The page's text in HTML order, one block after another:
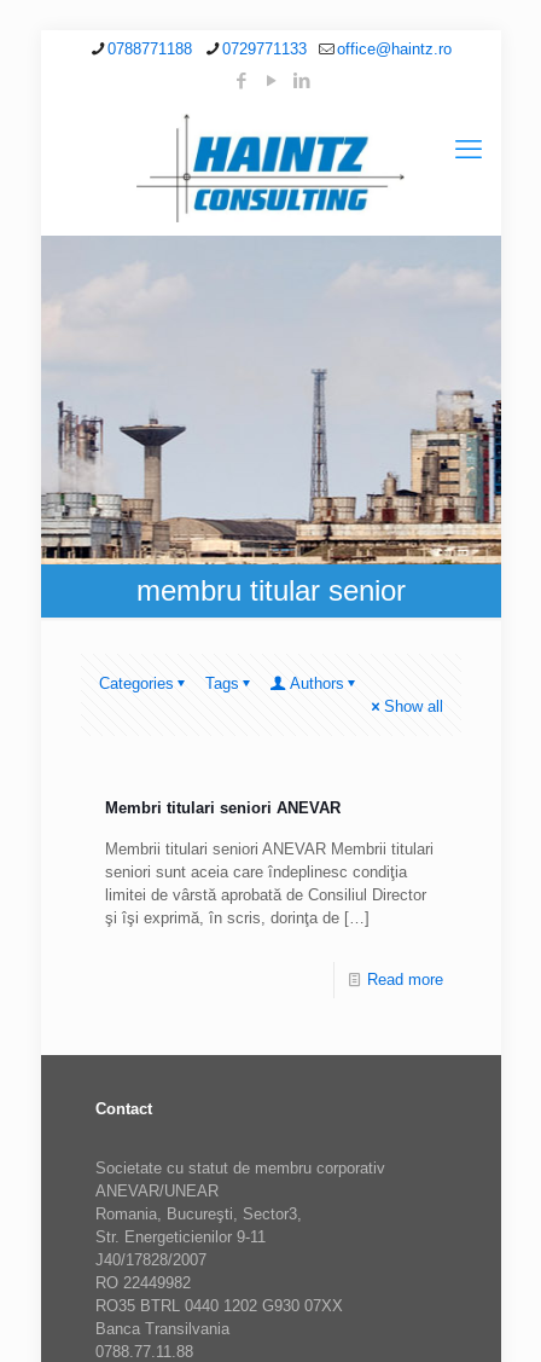
0788771188 0729771133 office@haintz.ro
membru titular senior
Categories Tags
Authors
Show all
Membri titulari seniori ANEVAR
Membrii titulari seniori ANEVAR Membrii titulari
seniori sunt aceia care îndeplinesc condiţia
limitei de vârstă aprobată de Consiliul Director
şi îşi exprimă, în scris, dorinţa de[…]
Read more
Contact
Societate cu statut de membru corporativ
ANEVAR/UNEAR
Romania, Bucureşti, Sector3,
Str. Energeticienilor 9-11
J40/17828/2007
RO 22449982
RO35 BTRL 0440 1202 G930 07XX
Banca Transilvania
0788.77.11.88